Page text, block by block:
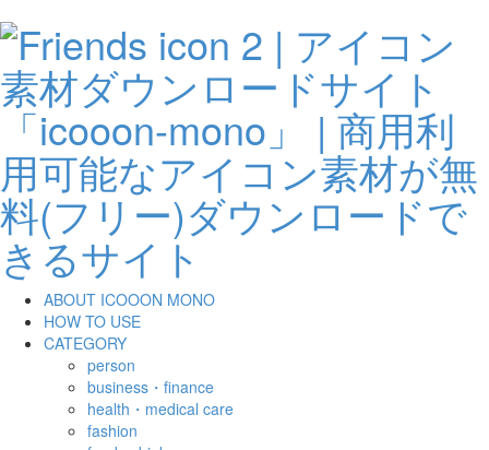
ABOUT ICOOON MONO
HOW TO USE
CATEGORY
person
business・finance
health・medical care
fashion